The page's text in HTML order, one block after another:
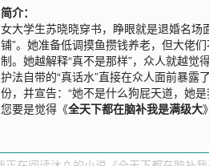
简介：
女大学生苏晓晓穿书，睁眼就是退婚名场
铺”。她准备低调摸鱼攒钱养老，但大佬
制。她越解释“真不是那样”，众人就越觉
护法自带的“真话水”直接在众人面前暴
份，并宣告：“她不是什么狗屁天道，她
您要是觉得《全天下都在脑补我是满级大